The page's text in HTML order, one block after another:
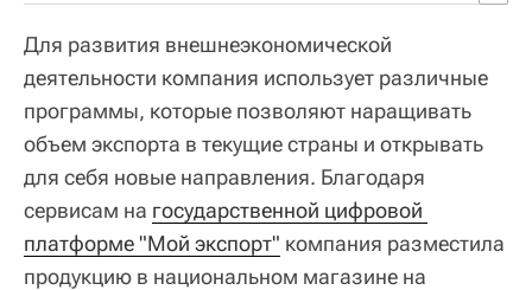
Для развития внешнеэкономической
деятельности компания использует различные
программы, которые позволяют наращивать
объем экспорта в текущие страны и открывать
для себя новые направления. Благодаря
сервисам на государственной цифровой
платформе "Мой экспорт" компания разместила
продукцию в национальном магазине на